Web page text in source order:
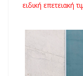
ειδική επετειακή